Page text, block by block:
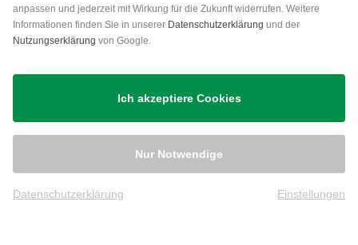
Versand
anpassen und jederzeit mit Wirkung für die Zukunft widerrufen. Weitere
Informationen finden Sie in unserer Datenschutzerklärung und der
Nutzungserklärung von Google.
Ich akzeptiere Cookies
Nur Notwendige
Datenschutzerklärung Einstellungen